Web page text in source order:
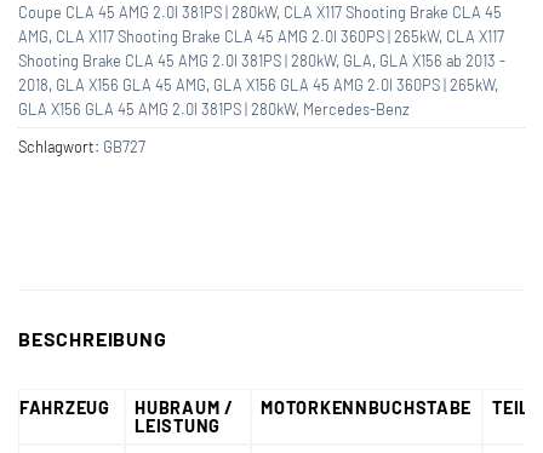
Coupe CLA 45 AMG 2.0l 381PS | 280kW, CLA X117 Shooting Brake CLA 45
AMG, CLA X117 Shooting Brake CLA 45 AMG 2.0l 360PS | 265kW, CLA X117
Shooting Brake CLA 45 AMG 2.0l 381PS | 280kW, GLA, GLA X156 ab 2013 -
2018, GLA X156 GLA 45 AMG, GLA X156 GLA 45 AMG 2.0l 360PS | 265kW,
GLA X156 GLA 45 AMG 2.0l 381PS | 280kW, Mercedes-Benz
Schlagwort: GB727
BESCHREIBUNG
FAHRZEUG
HUBRAUM /
LEISTUNG
MOTORKENNBUCHSTABE